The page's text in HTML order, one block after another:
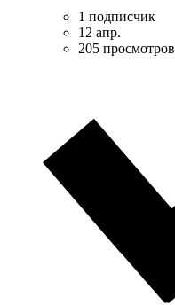
1 подписчик
12 апр.
205 просмотров